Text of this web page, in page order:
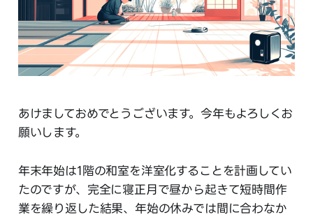
あけましておめでとうございます。今年もよろしくお
願いします。
年末年始は1階の和室を洋室化することを計画してい
たのですが、完全に寝正月で昼から起きて短時間作
業を繰り返した結果、年始の休みでは間に合わなか